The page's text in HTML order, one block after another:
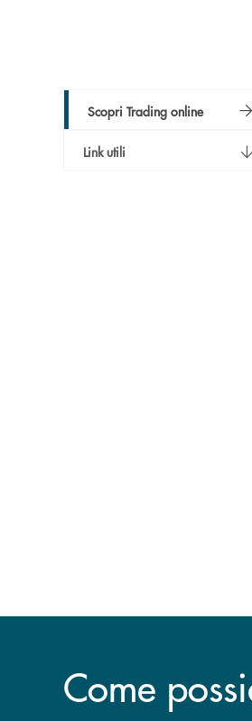
Scopri Trading online
Link utili
Come